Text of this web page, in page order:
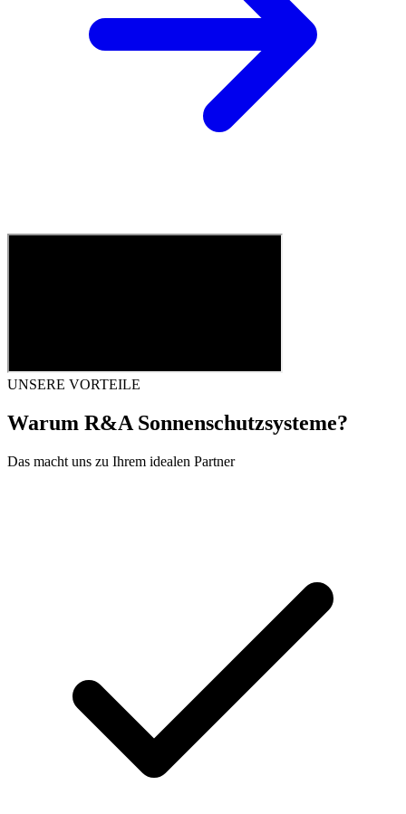
UNSERE VORTEILE
Warum R&A Sonnenschutzsysteme?
Das macht uns zu Ihrem idealen Partner